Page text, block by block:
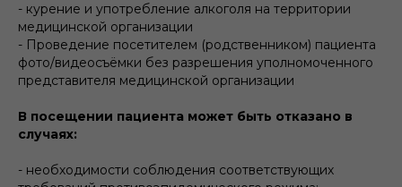
- курение и употребление алкоголя на территории
медицинской организации
- Проведение посетителем (родственником) пациента
фото/видеосъёмки без разрешения уполномоченного
представителя медицинской организации
В посещении пациента может быть отказано в
случаях:
- необходимости соблюдения соответствующих